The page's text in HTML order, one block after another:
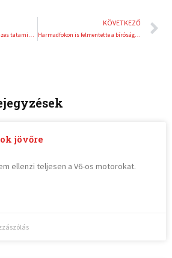
Együtt versenyzett az összes tatamis szakág a kick-box magyar bajnokságon
KÖVETKEZŐ
Harmadfokon is felmentette a bíróság Udvaros Dorottyát és a Greenpeace aktivistáit
jövőre
ellenzi teljesen a V6-os motorokat.